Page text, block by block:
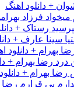
+ دانلود اهنگ
فرزاد
رستاک +
سینا عارف +
بهرام + دانلود
رضا بهرام +
بهرام +
بی قرارم رضا